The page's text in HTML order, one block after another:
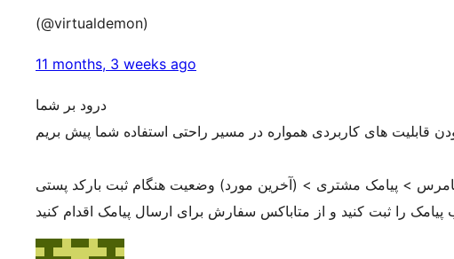
(@virtualdemon)
11 months, 3 weeks ago
درود بر شما
قابلیت های کاربردی همواره در مسیر راحتی استفاده شما پیش بریم
> پیامک مشتری > (آخرین مورد) وضعیت هنگام ثبت بارکد پستی